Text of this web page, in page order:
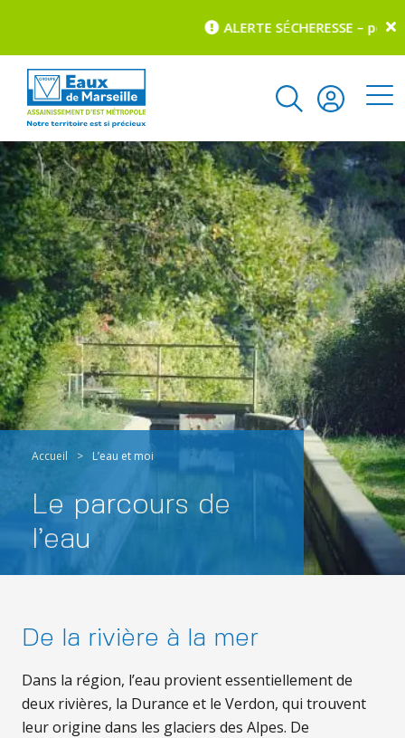
ALERTE SÉCHERESSE –
Accueil > L’eau et moi
Le parcours de
l’eau
De la rivière à la mer
Dans la région, l’eau provient essentiellement de
deux rivières, la Durance et le Verdon, qui trouvent
leur origine dans les glaciers des Alpes. De